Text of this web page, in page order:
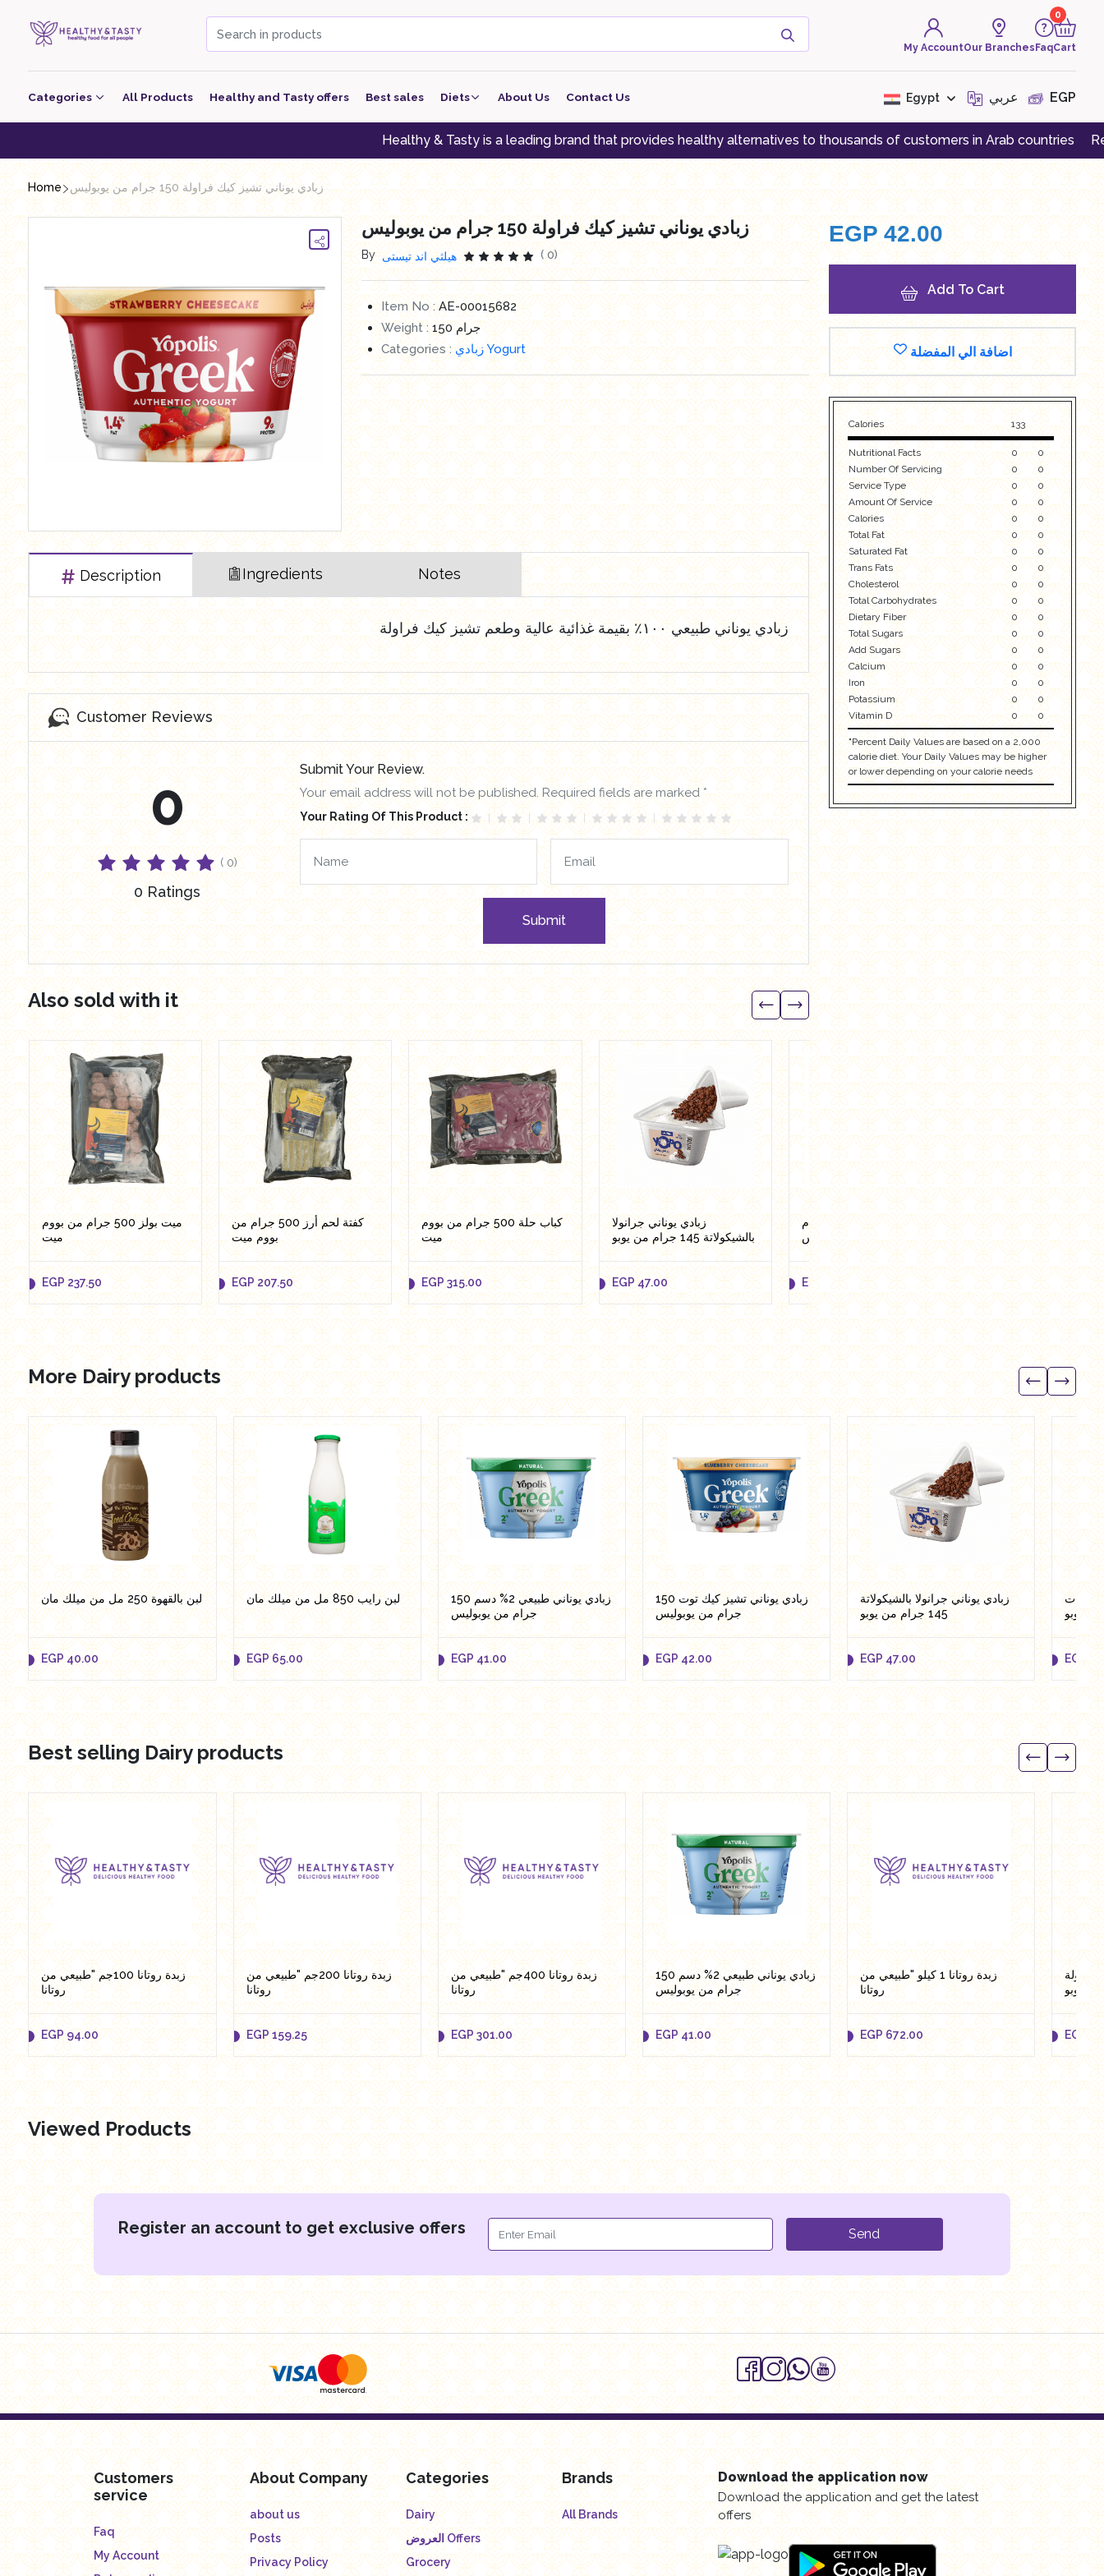
My AccountOur Branches Faq
0
Cart
There are no products to
display at the moment
Categories
Bakery
معجنات Pastry
Nutritional Energy Bars
Poultry
العروض Offers
Butchry
رايس كيك Rice cake
All Products Healthy and Tasty offers Best sales Diets
low carb
low protein
Vegan
vegeterian
About Us Contact Us Egypt عربي EGP
Healthy & Tasty is a leading brand that provides healthy alternatives to thousands of customers in Arab countries Register an
Home زبادي يوناني تشيز كيك فراولة 150 جرام من يوبوليس
زبادي يوناني تشيز كيك فراولة 150 جرام من يوبوليس
By هيلثي اند تيستى ( 0)
Item No :AE-00015682
Weight :
150 جرام
Categories :
زبادي Yogurt
Description Ingredients Notes
زبادي يوناني طبيعي ١٠٠٪؜ بقيمة غذائية عالية وطعم تشيز كيك فراولة
Customer Reviews
0
( 0)
0 Ratings
Submit Your Review.
Your email address will not be published. Required fields are marked *
Your Rating Of This Product :
Submit
Also sold with it
ميت بولز 500 جرام من بووم
ميت
EGP 237.50
EGP237.50
Add to cart
كفتة لحم أرز 500 جرام من
بووم ميت
EGP 207.50
EGP207.50
Add to cart
كباب حلة 500 جرام من بووم
ميت
EGP 315.00
EGP 315.00
زبادي يوناني جرانولا
بالشيكولاتة 145 جرام من يوبو
EGP 47.00
EGP47.00
Add to cart
زبادي يوناني خوخ 150 جرام
من يوبوليس
EGP 45.00
EGP 45.00
Add to cart
زبادي يوناني مكس التوت 150
جرام من يوبوليس
EGP 45.00
EGP 45.00
Add to cart
EGP 42.00
Add To Cart
اضافة الي المفضلة
Calories 133
Nutritional Facts 0
0
Number Of Servicing
0
0
Service Type
0
0
Amount Of Service
0
0
Calories
0
0
Total Fat
0
0
Saturated Fat
0
0
Trans Fats
0
0
Cholesterol
0
0
Total Carbohydrates
0
0
Dietary Fiber
0
0
Total Sugars
0
0
Add Sugars
0
0
Calcium
0
0
Iron
0
0
Potassium
0
0
Vitamin D
0 0
"Percent Daily Values are based on a 2,000
calorie diet. Your Daily Values may be higher
or lower depending on your calorie needs
More Dairy products
لبن بالقهوة 250 مل من ميلك مان
EGP40.00
EGP 40.00
لبن رايب 850 مل من ميلك مان
EGP 65.00
EGP 65.00
زبادي يوناني طبيعي 2% دسم 150
جرام من يوبوليس
EGP41.00
EGP 41.00
زبادي يوناني تشيز كيك توت 150
جرام من يوبوليس
EGP 42.00
EGP 42.00
زبادي يوناني جرانولا بالشيكولاتة
145 جرام من يوبو
EGP 47.00
EGP 47.00
EGP
EGP
Best selling Dairy products
زبدة روتانا 100جم "طبيعي من
روتانا
EGP 94.00
EGP 94.00
Add to cart
زبدة روتانا 200جم "طبيعي من
روتانا
EGP 159.25
EGP 159.25
Add to cart
زبدة روتانا 400جم "طبيعي من
روتانا
EGP 301.00
EGP 301.00
Add to cart
زبادي يوناني طبيعي 2% دسم 150
جرام من يوبوليس
EGP 41.00
EGP 41.00
Add to cart
زبدة روتانا 1 كيلو "طبيعي من
روتانا
EGP 672.00
EGP 672.00
Add to cart
EGP
EGP
Viewed Products
Register an account to get exclusive offers Send
Customers
service
Faq
My Account
About Company
about us
Posts
Privacy Policy
Categories
Dairy
العروض Offers
Grocery
Brands
All Brands
Download the application now
Download the application and get the latest
offers